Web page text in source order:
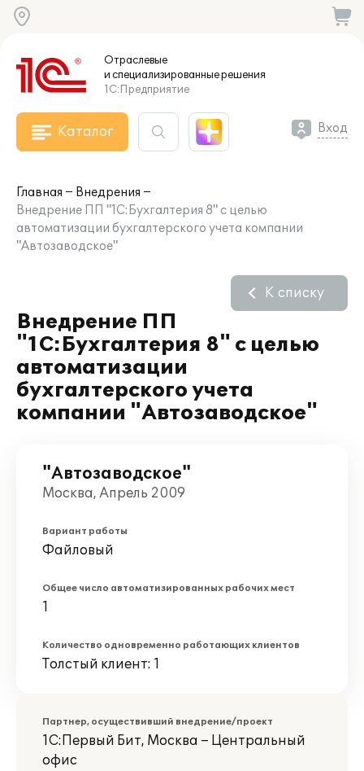
Отраслевые
и специализированныерешения
1С:Предприятие
Каталог Вход
Главная
Внедрения
Внедрение ПП "1С:Бухгалтерия 8" с целью
автоматизации бухгалтерского учета компании
"Автозаводское"
Внедрение ПП
"1С:Бухгалтерия 8" с целью
автоматизации
бухгалтерского учета
компании "Автозаводское"
К списку
"Автозаводское"
Москва, Апрель 2009
Вариант работы
Файловый
Общее число автоматизированных рабочих мест
1
Количество одновременно работающих клиентов
Толстый клиент: 1
Партнер, осуществивший внедрение/проект
1С:Первый Бит, Москва – Центральный
офис